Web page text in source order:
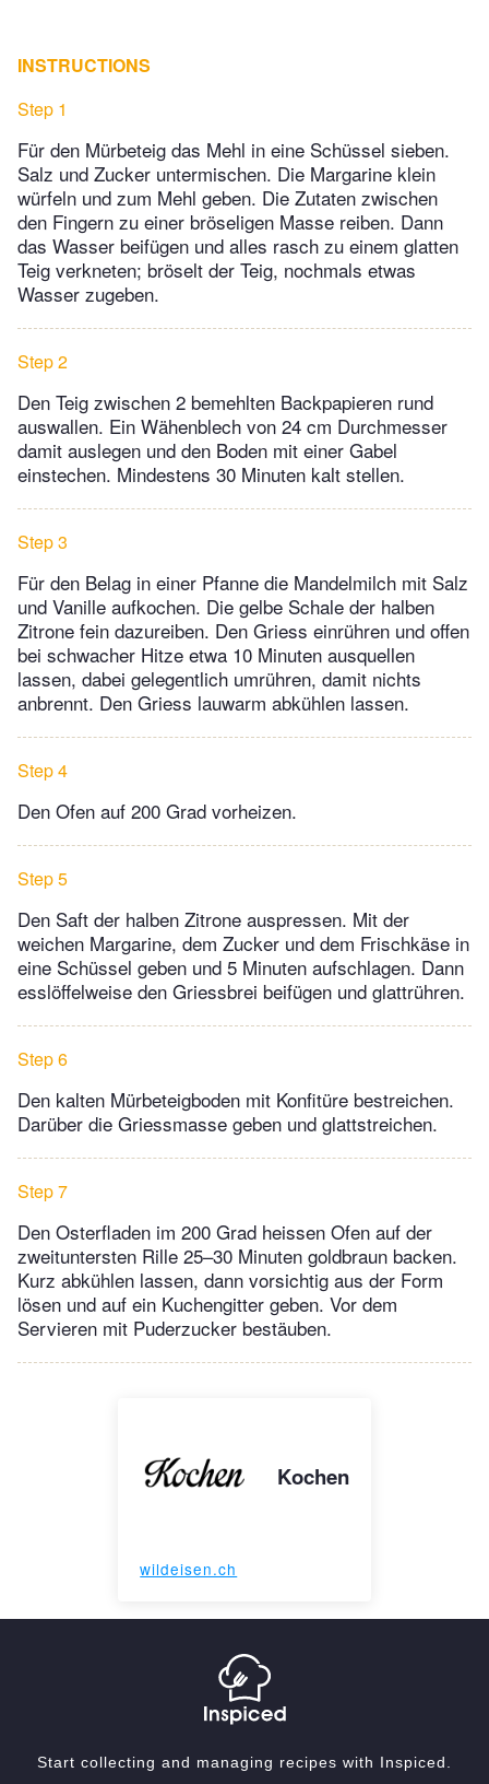
INSTRUCTIONS
Step 1
Für den Mürbeteig das Mehl in eine Schüssel sieben.
Salz und Zucker untermischen. Die Margarine klein
würfeln und zum Mehl geben. Die Zutaten zwischen
den Fingern zu einer bröseligen Masse reiben. Dann
das Wasser beifügen und alles rasch zu einem glatten
Teig verkneten; bröselt der Teig, nochmals etwas
Wasser zugeben.
Step 2
Den Teig zwischen 2 bemehlten Backpapieren rund
auswallen. Ein Wähenblech von 24 cm Durchmesser
damit auslegen und den Boden mit einer Gabel
einstechen. Mindestens 30 Minuten kalt stellen.
Step 3
Für den Belag in einer Pfanne die Mandelmilch mit Salz
und Vanille aufkochen. Die gelbe Schale der halben
Zitrone fein dazureiben. Den Griess einrühren und offen
bei schwacher Hitze etwa 10 Minuten ausquellen
lassen, dabei gelegentlich umrühren, damit nichts
anbrennt. Den Griess lauwarm abkühlen lassen.
Step 4
Den Ofen auf 200 Grad vorheizen.
Step 5
Den Saft der halben Zitrone auspressen. Mit der
weichen Margarine, dem Zucker und dem Frischkäse in
eine Schüssel geben und 5 Minuten aufschlagen. Dann
esslöffelweise den Griessbrei beifügen und glattrühren.
Step 6
Den kalten Mürbeteigboden mit Konfitüre bestreichen.
Darüber die Griessmasse geben und glattstreichen.
Step 7
Den Osterfladen im 200 Grad heissen Ofen auf der
zweituntersten Rille 25–30 Minuten goldbraun backen.
Kurz abkühlen lassen, dann vorsichtig aus der Form
lösen und auf ein Kuchengitter geben. Vor dem
Servieren mit Puderzucker bestäuben.
Kochen
wildeisen.ch
Start collecting and managing recipes with Inspiced.